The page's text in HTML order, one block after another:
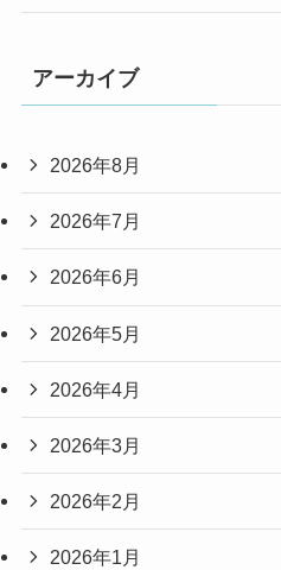
アーカイブ
2026年8月
2026年7月
2026年6月
2026年5月
2026年4月
2026年3月
2026年2月
2026年1月